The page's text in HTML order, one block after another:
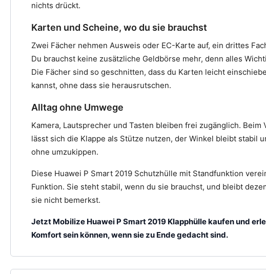
nichts drückt.
Karten und Scheine, wo du sie brauchst
Zwei Fächer nehmen Ausweis oder EC-Karte auf, ein drittes
Du brauchst keine zusätzliche Geldbörse mehr, denn alles
Die Fächer sind so geschnitten, dass du Karten leicht
kannst, ohne dass sie herausrutschen.
Alltag ohne Umwege
Kamera, Lautsprecher und Tasten bleiben frei zugänglich. Beim
lässt sich die Klappe als Stütze nutzen, der Winkel bleibt stabil
ohne umzukippen.
Diese Huawei P Smart 2019 Schutzhülle mit Standfunktion
Funktion. Sie steht stabil, wenn du sie brauchst, und bleibt
sie nicht bemerkst.
Jetzt Mobilize Huawei P Smart 2019 Klapphülle kaufen und
Komfort sein können, wenn sie zu Ende gedacht sind.